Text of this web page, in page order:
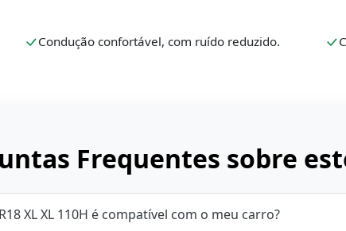
Condução confortável, com ruído reduzido.
Frequentes sobre
XL XL 110H é compatível com o meu carro?